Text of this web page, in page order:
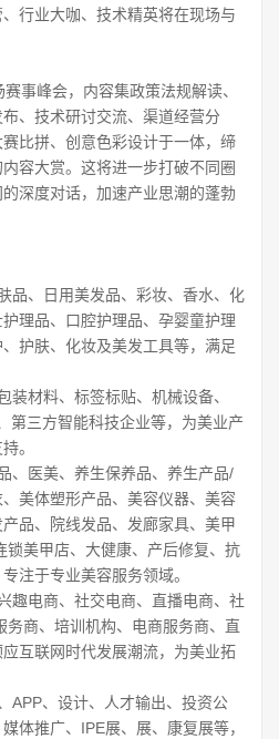
行业大咖、技术精英将在现场与
事峰会，内容集政策法规解读、
、技术研讨交流、渠道经营分
比拼、创意色彩设计于一体，缔
容大赏。这将进一步打破不同圈
深度对话，加速产业思潮的蓬勃
品、日用美发品、彩妆、香水、化
理品、口腔护理品、孕婴童护理
护肤、化妆及美发工具等，满足
装材料、标签标贴、机械设备、
第三方智能科技企业等，为美业产
。
、医美、养生保养品、养生产品/
美体塑形产品、美容仪器、美容
品、院线发品、发廊家具、美甲
锁美甲店、大健康、产后修复、抗
注于专业美容服务领域。
趣电商、社交电商、直播电商、社
务商、培训机构、电商服务商、直
互联网时代发展潮流，为美业拓
APP、设计、人才输出、投资公
体推广、IPE展、展、康复展等，